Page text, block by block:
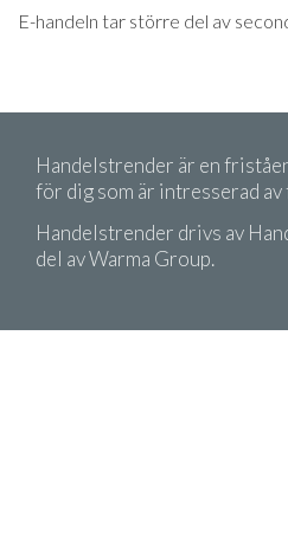
E-handeln tar större del av
Handelstrender är en
för dig som är intresserad
Handelstrender drivs av
del av Warma Group.